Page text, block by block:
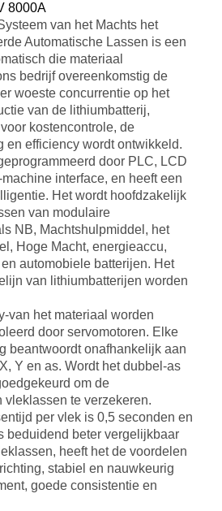
8000A
van het Machts het
Automatische Lassen is een
die materiaal
bedrijf overeenkomstig de
woeste concurrentie op het
van de lithiumbatterij,
kostencontrole, de
en efficiency wordt ontwikkeld.
door PLC, LCD
interface, en heeft een
Het wordt hoofdzakelijk
van modulaire
NB, Machtshulpmiddel, het
Hoge Macht, energieaccu,
automobiele batterijen. Het
van lithiumbatterijen worden
van het materiaal worden
door servomotoren. Elke
beantwoordt onafhankelijk aan
Y en as. Wordt het dubbel-as
om de
vleklassen te verzekeren.
per vlek is 0,5 seconden en
beduidend beter vergelijkbaar
heeft het de voordelen
stabiel en nauwkeurig
goede consistentie en